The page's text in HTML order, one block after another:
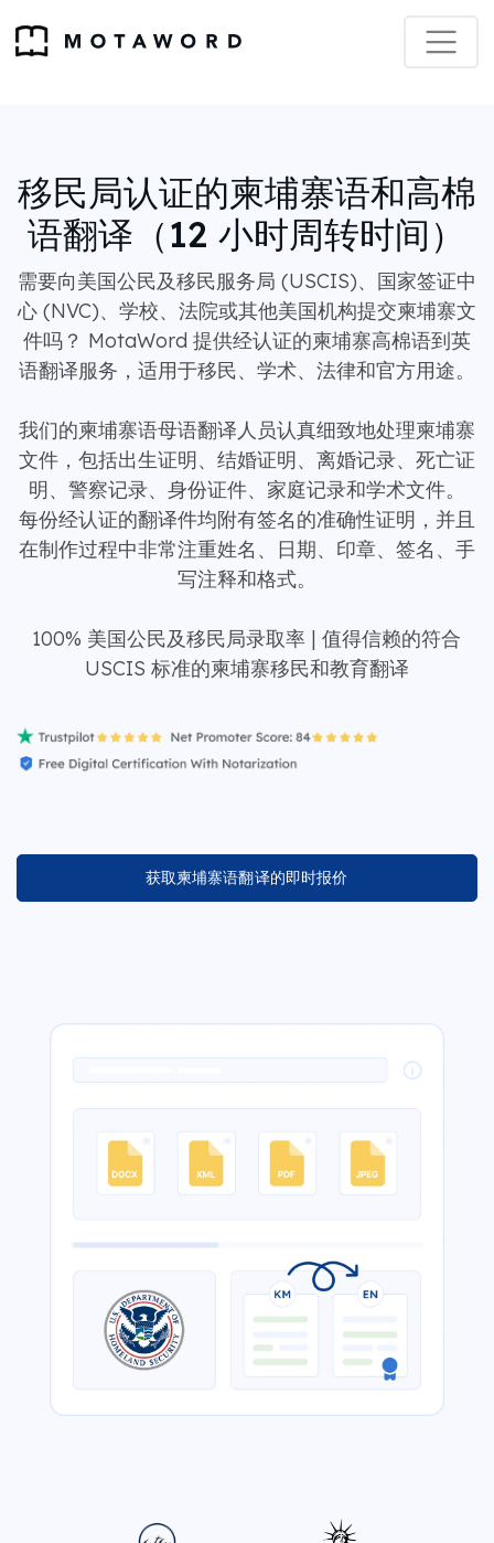
移民局认证的柬埔寨语和高棉
语翻译（12 小时周转时间）
需要向美国公民及移民服务局 (USCIS)、国家签证中
心 (NVC)、学校、法院或其他美国机构提交柬埔寨文
件吗？ MotaWord 提供经认证的柬埔寨高棉语到英
语翻译服务，适用于移民、学术、法律和官方用途。
我们的柬埔寨语母语翻译人员认真细致地处理柬埔寨
文件，包括出生证明、结婚证明、离婚记录、死亡证
明、警察记录、身份证件、家庭记录和学术文件。
每份经认证的翻译件均附有签名的准确性证明，并且
在制作过程中非常注重姓名、日期、印章、签名、手
写注释和格式。
100% 美国公民及移民局录取率 | 值得信赖的符合
USCIS 标准的柬埔寨移民和教育翻译
获取柬埔寨语翻译的即时报价